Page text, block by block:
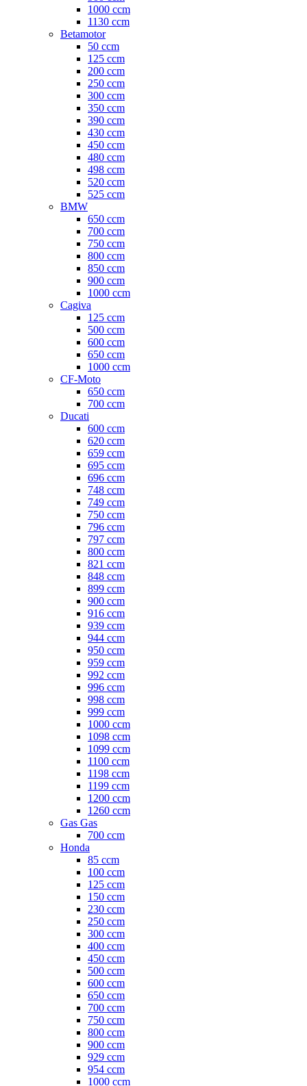
1000 ccm
1130 ccm
Betamotor
50 ccm
125 ccm
200 ccm
250 ccm
300 ccm
350 ccm
390 ccm
430 ccm
450 ccm
480 ccm
498 ccm
520 ccm
525 ccm
BMW
650 ccm
700 ccm
750 ccm
800 ccm
850 ccm
900 ccm
1000 ccm
Cagiva
125 ccm
500 ccm
600 ccm
650 ccm
1000 ccm
CF-Moto
650 ccm
700 ccm
Ducati
600 ccm
620 ccm
659 ccm
695 ccm
696 ccm
748 ccm
749 ccm
750 ccm
796 ccm
797 ccm
800 ccm
821 ccm
848 ccm
899 ccm
900 ccm
916 ccm
939 ccm
944 ccm
950 ccm
959 ccm
992 ccm
996 ccm
998 ccm
999 ccm
1000 ccm
1098 ccm
1099 ccm
1100 ccm
1198 ccm
1199 ccm
1200 ccm
1260 ccm
Gas Gas
700 ccm
Honda
85 ccm
100 ccm
125 ccm
150 ccm
230 ccm
250 ccm
300 ccm
400 ccm
450 ccm
500 ccm
600 ccm
650 ccm
700 ccm
750 ccm
800 ccm
900 ccm
929 ccm
954 ccm
1000 ccm